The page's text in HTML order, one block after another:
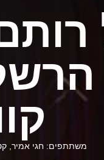
משתתפים: חגי אמיר, קטיה